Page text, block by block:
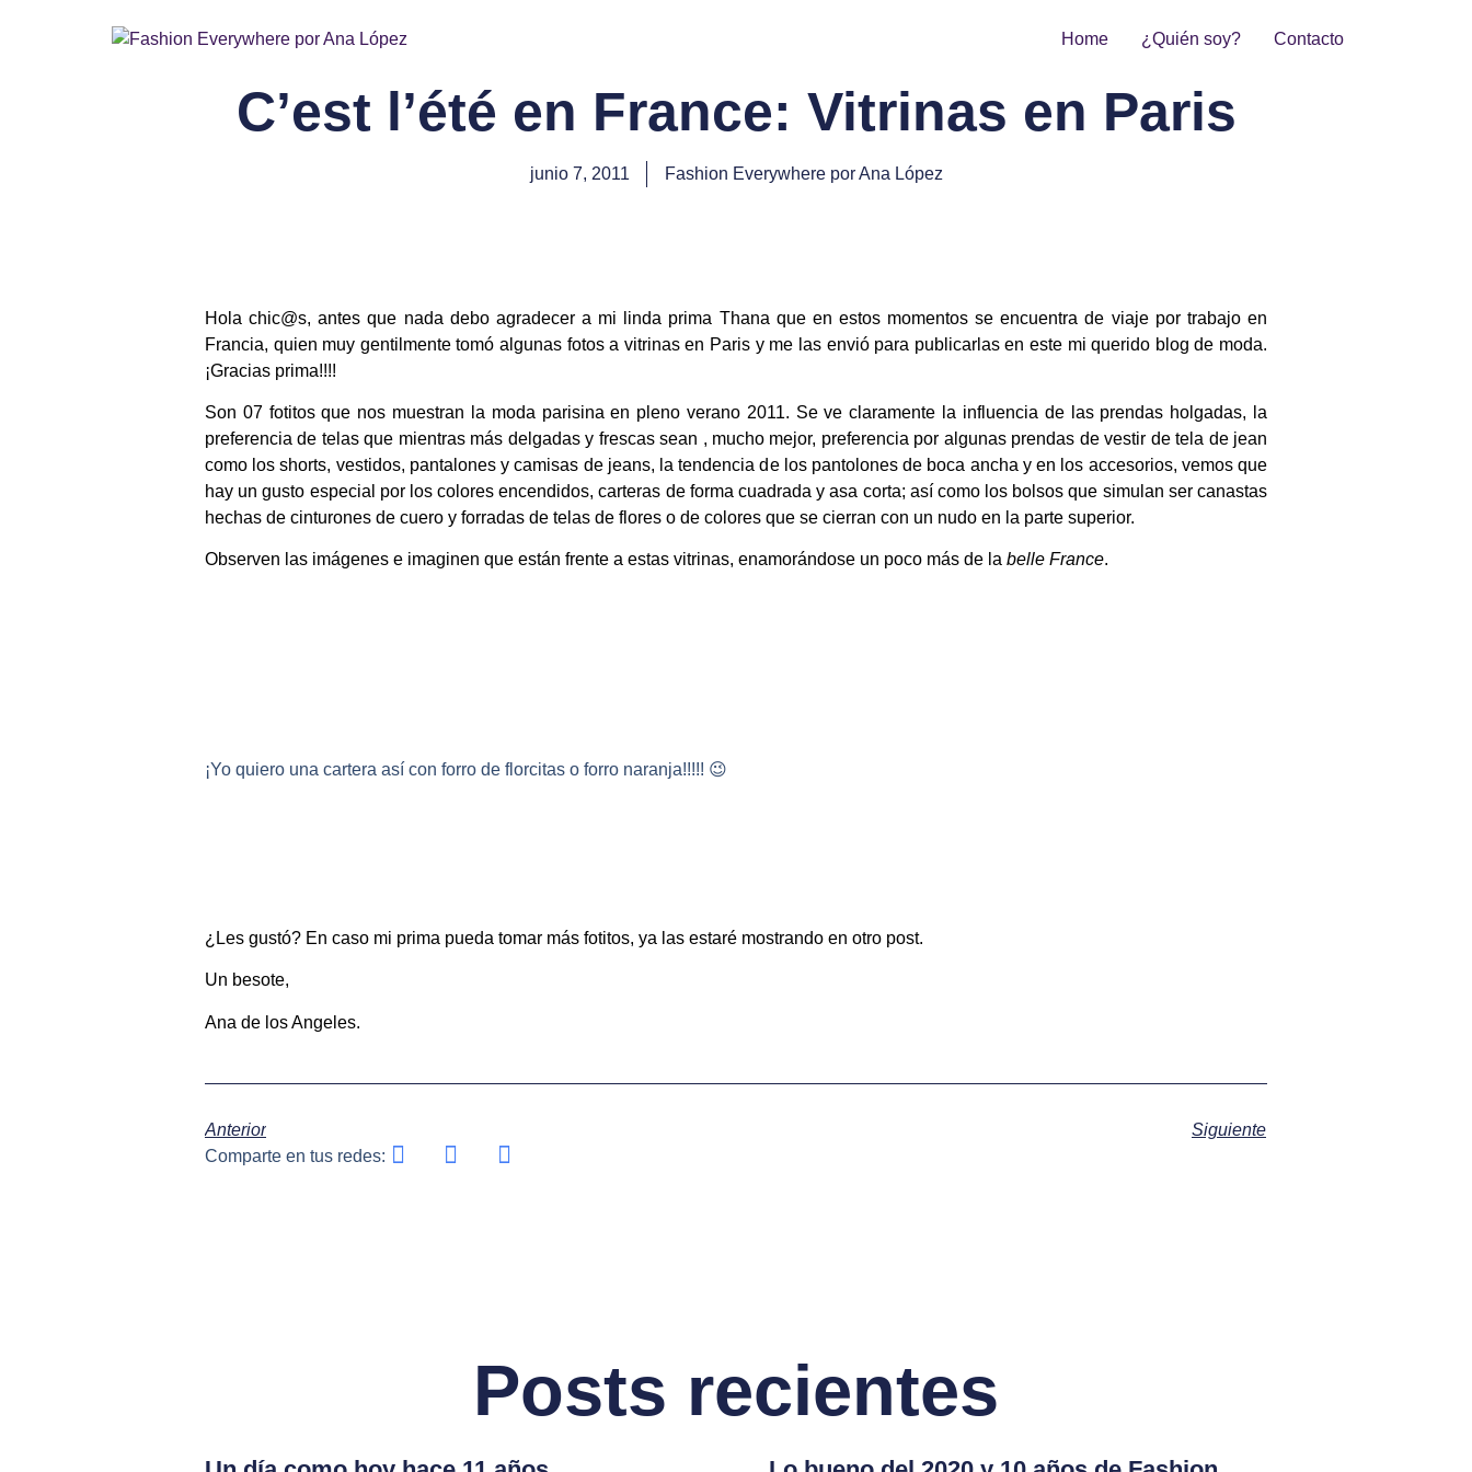
Home ¿Quién soy? Contacto
C’est l’été en France: Vitrinas en Paris
junio 7, 2011 Fashion Everywhere por Ana López
Holachic@s, antes que nada debo agradecer a mi linda prima Thana que en estos momentos se encuentra de viaje por trabajo en
Francia, quien muy gentilmente tomó algunas fotos a vitrinas en Paris y me las envió para publicarlas en este mi querido blog de moda.
¡Gracias prima!!!!
Son 07 fotitos que nos muestran la moda parisina en pleno verano 2011. Se ve claramente la influencia de las prendas holgadas, la
preferencia de telas que mientras más delgadas y frescas sean , mucho mejor, preferencia por algunas prendas de vestir de tela de jean
como los shorts, vestidos, pantalones y camisas de jeans, la tendencia de los pantolones de boca ancha y en los accesorios, vemos que
hay un gusto especial por los colores encendidos, carteras de forma cuadrada y asa corta; así como los bolsos que simulan ser canastas
hechas de cinturones de cuero y forradas de telas de flores o de colores que se cierran con un nudo en la parte superior.
Observen las imágenes e imaginen que están frente a estas vitrinas, enamorándose un poco más de la belle France.
¡Yo quiero una cartera así con forro de florcitas o forro naranja!!!!! 😉
¿Les gustó? En caso mi prima pueda tomar más fotitos, ya las estaré mostrando en otro post.
Un besote,
Ana de los Angeles.
Anterior
Siguiente
Comparte en tus redes:
Posts recientes